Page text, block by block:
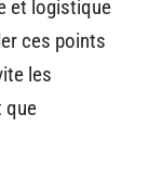
et logistique
ces points
les
que